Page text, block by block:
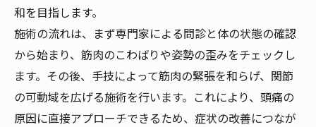
和を目指します。
施術の流れは、まず専門家による問診と体の状態の確認
から始まり、筋肉のこわばりや姿勢の歪みをチェックし
ます。その後、手技によって筋肉の緊張を和らげ、関節
の可動域を広げる施術を行います。これにより、頭痛の
原因に直接アプローチできるため、症状の改善につなが